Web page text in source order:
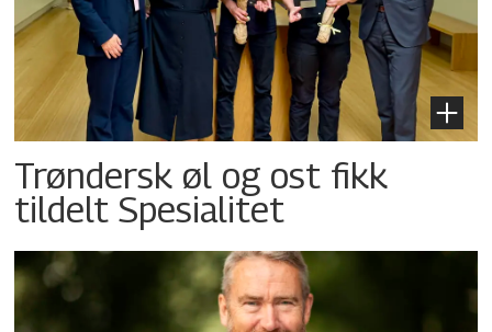
Trøndersk øl og ost fikk
tildelt Spesialitet